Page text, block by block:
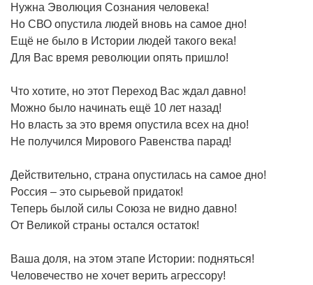
Нужна Эволюция Сознания человека!
Но СВО опустила людей вновь на самое дно!
Ещё не было в Истории людей такого века!
Для Вас время революции опять пришло!
Что хотите, но этот Переход Вас ждал давно!
Можно было начинать ещё 10 лет назад!
Но власть за это время опустила всех на дно!
Не получился Мирового Равенства парад!
Действительно, страна опустилась на самое дно!
Россия – это сырьевой придаток!
Теперь былой силы Союза не видно давно!
От Великой страны остался остаток!
Ваша доля, на этом этапе Истории: подняться!
Человечество не хочет верить агрессору!